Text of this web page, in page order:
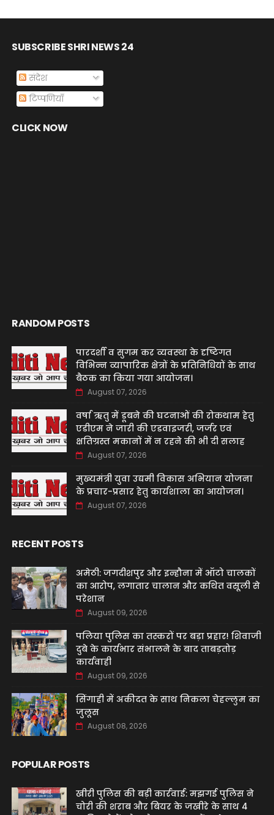
SUBSCRIBE SHRI NEWS 24
संदेश
टिप्पणियाँ
CLICK NOW
RANDOM POSTS
पारदर्शी व सुगम कर व्यवस्था के दृष्टिगत
विभिन्न व्यापारिक क्षेत्रों के प्रतिनिधियों के साथ
बैठक का किया गया आयोजन।
August 07, 2026
वर्षा ऋतु में डूबने की घटनाओं की रोकथाम हेतु
एडीएम ने जारी की एडवाइजरी, जर्जर एवं
क्षतिग्रस्त मकानों में न रहने की भी दी सलाह
August 07, 2026
मुख्यमंत्री युवा उद्यमी विकास अभियान योजना
के प्रचार-प्रसार हेतु कार्यशाला का आयोजन।
August 07, 2026
RECENT POSTS
अमेठी: जगदीशपुर और इन्हौना में ऑटो चालकों
का आरोप, लगातार चालान और कथित वसूली से
परेशान
August 09, 2026
पलिया पुलिस का तस्करों पर बड़ा प्रहार! शिवाजी
दुबे के कार्यभार संभालने के बाद ताबड़तोड़
कार्यवाही
August 09, 2026
सिंगाही में अकीदत के साथ निकला चेहल्लुम का
जुलूस
August 08, 2026
POPULAR POSTS
खीरी पुलिस की बड़ी कार्रवाई: मझगई पुलिस ने
चोरी की शराब और बियर के जखीरे के साथ 4